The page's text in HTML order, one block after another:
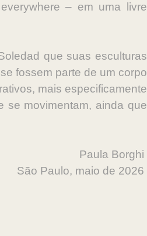
– em uma livre
que suas esculturas
fossem parte de um corpo
mais especificamente
se movimentam, ainda que
Paula Borghi
São Paulo, maio de 2026